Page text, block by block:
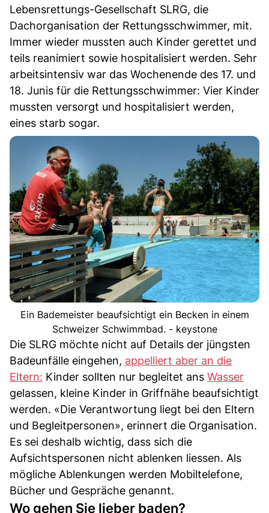
Lebensrettungs-Gesellschaft SLRG, die
Dachorganisation der Rettungsschwimmer, mit.
Immer wieder mussten auch Kinder gerettet und
teils reanimiert sowie hospitalisiert werden. Sehr
arbeitsintensiv war das Wochenende des 17. und
18. Junis für die Rettungsschwimmer: Vier Kinder
mussten versorgt und hospitalisiert werden,
eines starb sogar.
Ein Bademeister beaufsichtigt ein Becken in einem
Schweizer Schwimmbad. - keystone
Die SLRG möchte nicht auf Details der jüngsten
Badeunfälle eingehen, appelliert aber an die
Eltern: Kinder sollten nur begleitet ans Wasser
gelassen, kleine Kinder in Griffnähe beaufsichtigt
werden. «Die Verantwortung liegt bei den Eltern
und Begleitpersonen», erinnert die Organisation.
Es sei deshalb wichtig, dass sich die
Aufsichtspersonen nicht ablenken liessen. Als
mögliche Ablenkungen werden Mobiltelefone,
Bücher und Gespräche genannt.
Wo gehen Sie lieber baden?